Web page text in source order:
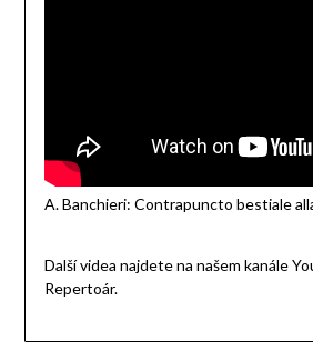
A. Banchieri: Contrapuncto bestiale
Další videa najdete na našem kanále
Repertoár.